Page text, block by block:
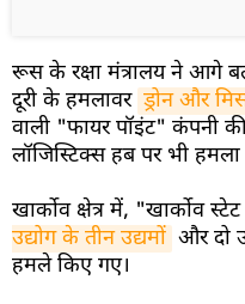
रूस के रक्षा मंत्रालय ने आगे
दूरी के हमलावर ड्रोन और
वाली "फायर पॉइंट" कंपनी
लॉजिस्टिक्स हब पर भी हमला
खार्कोव क्षेत्र में, "खार्कोव
उद्योग के तीन उद्यमों और दो
हमले किए गए।